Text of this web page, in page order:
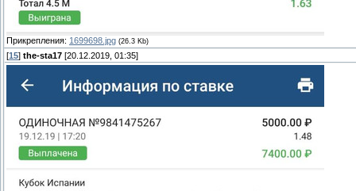
Прикрепления: 1699698.jpg (26.3 Kb)
[15] the-sta17 [20.12.2019, 01:35]